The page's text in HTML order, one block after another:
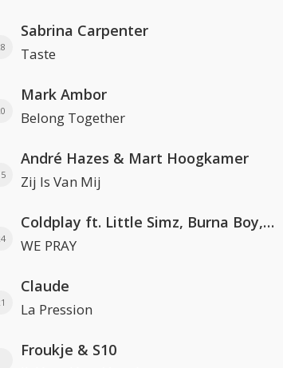
Sabrina Carpenter
Taste
Mark Ambor
Belong Together
André Hazes & Mart Hoogkamer
Zij Is Van Mij
Coldplay ft. Little Simz, Burna Boy, Elyanna & Tini
WE PRAY
Claude
La Pression
Froukje & S10